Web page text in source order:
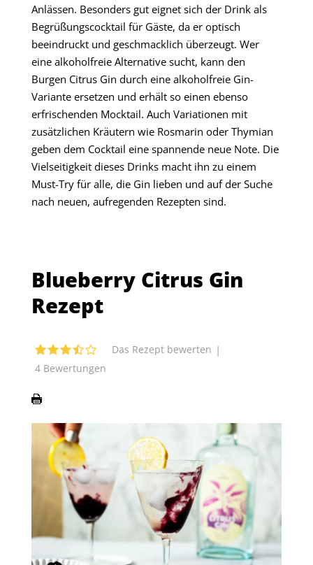
Anlässen. Besonders gut eignet sich der Drink als
Begrüßungscocktail für Gäste, da er optisch
beeindruckt und geschmacklich überzeugt. Wer
eine alkoholfreie Alternative sucht, kann den
Burgen Citrus Gin durch eine alkoholfreie Gin-
Variante ersetzen und erhält so einen ebenso
erfrischenden Mocktail. Auch Variationen mit
zusätzlichen Kräutern wie Rosmarin oder Thymian
geben dem Cocktail eine spannende neue Note. Die
Vielseitigkeit dieses Drinks macht ihn zu einem
Must-Try für alle, die Gin lieben und auf der Suche
nach neuen, aufregenden Rezepten sind.
Blueberry Citrus Gin
Rezept
Das Rezept bewerten |
4Bewertungen